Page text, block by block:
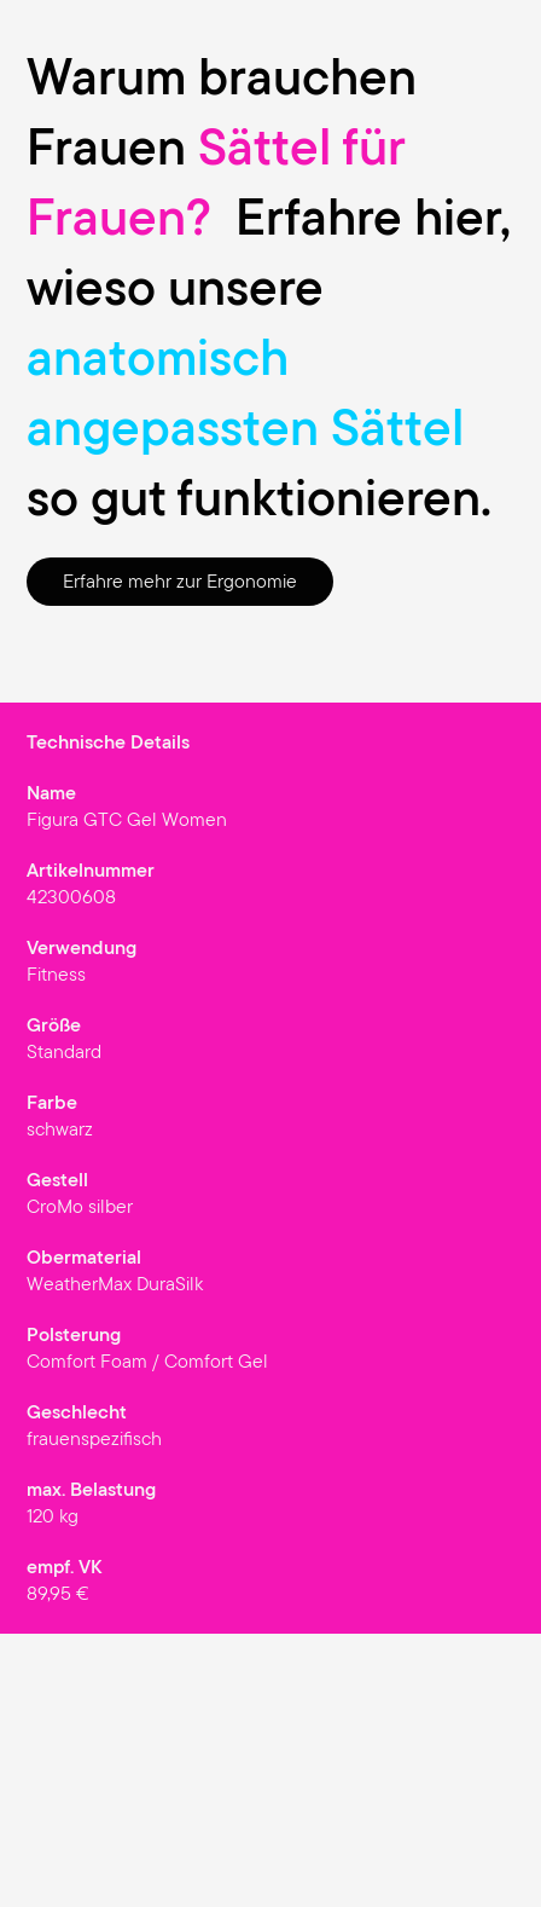
Warum brauchen
Frauen Sättel für
Frauen? Erfahre hier,
wieso unsere
anatomisch
angepassten Sättel
so gut funktionieren.
Erfahre mehr zur Ergonomie
Technische Details
Name
Figura GTC Gel Women
Artikelnummer
42300608
Verwendung
Fitness
Größe
Standard
Farbe
schwarz
Gestell
CroMo silber
Obermaterial
WeatherMax DuraSilk
Polsterung
Comfort Foam / Comfort Gel
Geschlecht
frauenspezifisch
max. Belastung
120 kg
empf. VK
89,95 €